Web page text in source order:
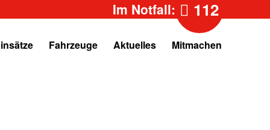
Im Notfall: 112
Fahrzeuge Aktuelles Mitmachen